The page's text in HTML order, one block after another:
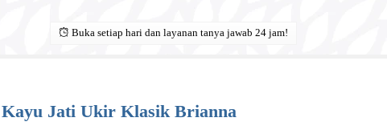
Buka setiap hari dan layanan tanya jawab 24 jam!
Jati Ukir Klasik Brianna